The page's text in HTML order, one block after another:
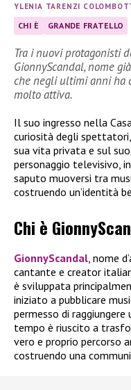
YLENIA TARENZI
CHI È GRANDE FRATELLO
Tra i nuovi protagonisti
GionnyScandal, nome
che negli ultimi anni ha
molto attiva.
Il suo ingresso nella
curiosità degli
sua vita privata e sul
personaggio televisivo,
saputo muoversi tra
costruendo un’identità
Chi è
GionnyScandal , nome
cantante e creator
è sviluppata
iniziato a pubblicare
permesso di
tempo è riuscito a
vero e proprio percorso
costruendo una